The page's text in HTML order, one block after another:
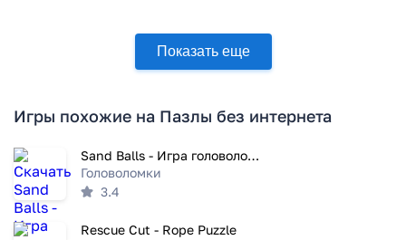
Показать еще
Игры похожие на Пазлы без интернета
Sand Balls - Игра головоломка
Головоломки
3.4
Rescue Cut - Rope Puzzle